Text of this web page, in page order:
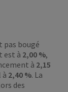
pas bougé
est à 2,00 %,
à 2,15
à 2,40 %. La
des